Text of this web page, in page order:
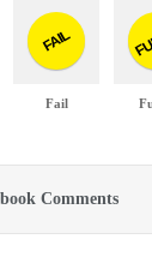
FAIL
Fail
Comments